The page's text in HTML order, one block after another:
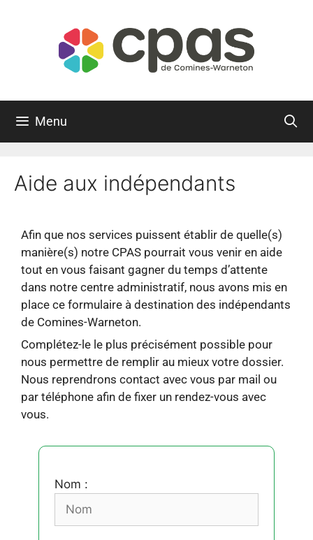
Menu
Aide aux indépendants
Afin que nos services puissent établir de quelle(s)
manière(s) notre CPAS pourrait vous venir en aide
tout en vous faisant gagner du temps d’attente
dans notre centre administratif, nous avons mis en
place ce formulaire à destination des indépendants
de Comines-Warneton.
Complétez-le le plus précisément possible pour
nous permettre de remplir au mieux votre dossier.
Nous reprendrons contact avec vous par mail ou
par téléphone afin de fixer un rendez-vous avec
vous.
Nom :